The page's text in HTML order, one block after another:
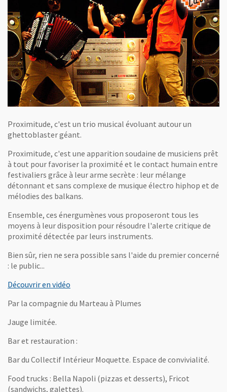
Proximitude, c'est un trio musical évoluant autour un
ghettoblaster géant.
Proximitude, c'est une apparition soudaine de musiciens prêt
à tout pour favoriser la proximité et le contact humain entre
festivaliers grâce à leur arme secrète : leur mélange
détonnant et sans complexe de musique électro hiphop et de
mélodies des balkans.
Ensemble, ces énergumènes vous proposeront tous les
moyens à leur disposition pour résoudre l'alerte critique de
proximité détectée par leurs instruments.
Bien sûr, rien ne sera possible sans l'aide du premier concerné
: le public...
Découvrir en vidéo
Par la compagnie du Marteau à Plumes
Jauge limitée.
Bar et restauration :
Bar du Collectif Intérieur Moquette. Espace de convivialité.
Food trucks : Bella Napoli (pizzas et desserts), Fricot
(sandwichs, galettes).